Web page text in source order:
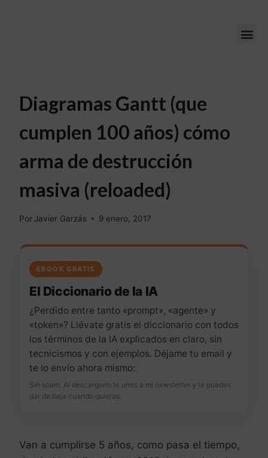
Diagramas Gantt (que
cumplen 100 años) cómo
arma de destrucción
masiva (reloaded)
Por Javier Garzás 9 enero, 2017
EBOOK GRATIS
El Diccionario de la IA
¿Perdido entre tanto «prompt», «agente» y
«token»? Llévate gratis el diccionario con todos
los términos de la IA explicados en claro, sin
tecnicismos y con ejemplos. Déjame tu email y
te lo envío ahora mismo:
Sin spam. Al descargarlo te unes a mi newsletter y te puedes
dar de baja cuando quieras.
Van a cumplirse 5 años, como pasa el tiempo,